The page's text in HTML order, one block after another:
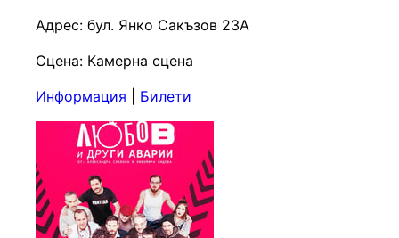
Адрес: бул. Янко Сакъзов 23А
Сцена: Камерна сцена
Информация
Билети